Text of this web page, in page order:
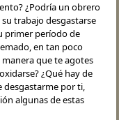
¿Podría un obrero
trabajo desgastarse
primer período de
en tan poco
que te agotes
¿Qué hay de
desgastarme por ti,
algunas de estas